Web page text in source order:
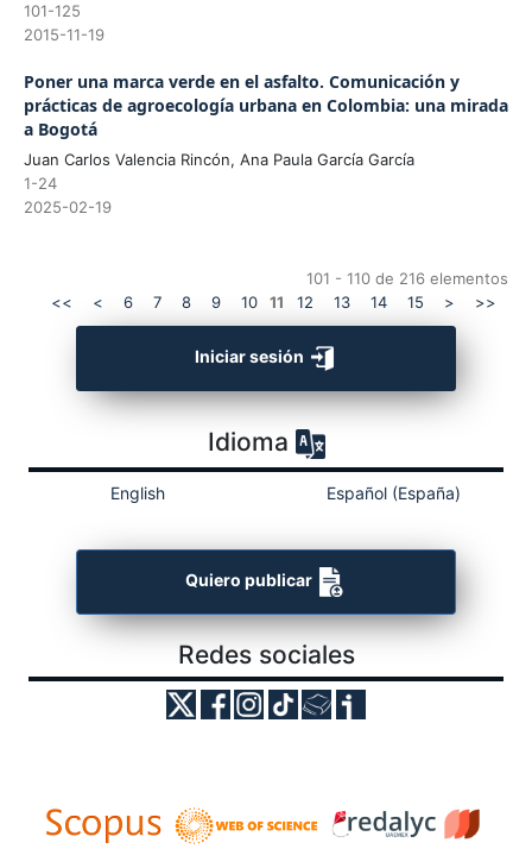
101-125
2015-11-19
Poner una marca verde en el asfalto. Comunicación y
prácticas de agroecología urbana en Colombia: una mirada
a Bogotá
Juan Carlos Valencia Rincón, Ana Paula García García
1-24
2025-02-19
101 - 110 de 216 elementos
<<
< 6 7 8 9 10 11 12 13 14 15 > >>
Iniciar sesión
Idioma
English Español (España)
Quiero publicar
Redes sociales